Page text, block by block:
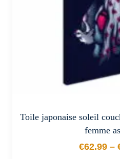
Toile japonaise soleil
femme
€62.99 –